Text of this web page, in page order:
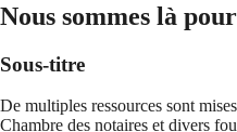
Nous sommes là
Sous-titre
De multiples ressources sont
Chambre des notaires et divers